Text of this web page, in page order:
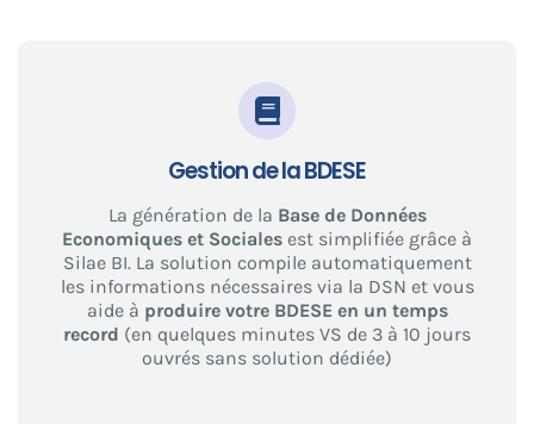
Gestion de la BDESE
La génération de la Base de Données
Economiques et Sociales est simplifiée grâce à
Silae BI. La solution compile automatiquement
les informations nécessaires via la DSN et vous
aide à produire votre BDESE en un temps
record (en quelques minutes VS de 3 à 10 jours
ouvrés sans solution dédiée)